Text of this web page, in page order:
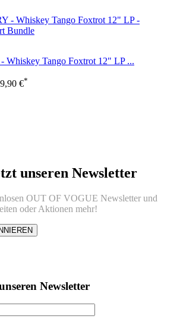
Tango Foxtrot 12" LP ...
€*
unseren Newsletter
OUT OF VOGUE Newsletter und
oder Aktionen mehr!
Newsletter